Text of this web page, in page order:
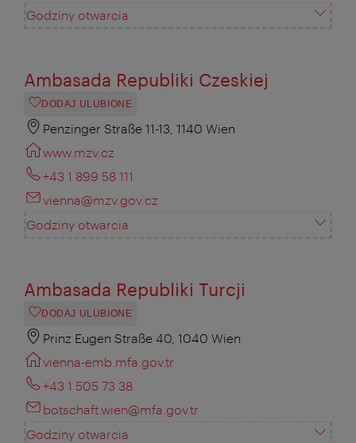
Godziny otwarcia
Ambasada Republiki Czeskiej
DODAJ ULUBIONE
Penzinger Straße 11-13, 1140 Wien
www.mzv.cz
+43 1 899 58 111
vienna@mzv.gov.cz
Godziny otwarcia
Ambasada Republiki Turcji
DODAJ ULUBIONE
Prinz Eugen Straße 40, 1040 Wien
vienna-emb.mfa.gov.tr
+43 1 505 73 38
botschaft.wien@mfa.gov.tr
Godziny otwarcia